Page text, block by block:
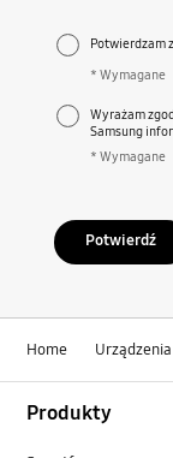
Potwierdzam
* Wymagane
Wyrażam
Samsung
* Wymagane
Potwierdź
Home
Produkty